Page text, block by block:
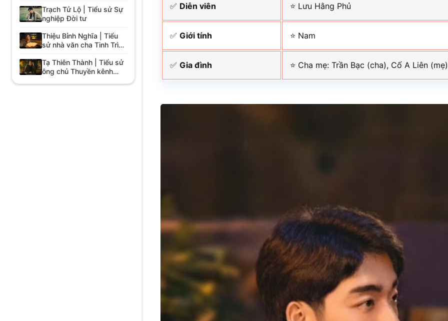
Trạch Tử Lộ | Tiểu sử Sự
nghiệp Đời tư
Thiệu Bỉnh Nghĩa | Tiểu
sử nhà văn cha Tinh Trì
Tạ Thiên Thành | Tiểu sử
ông chủ Thuyền kênh
✅ Diễn viên ⭐ Lưu Hằng Phủ
✅Giới tính ⭐ Nam
✅Gia đình ⭐ Cha mẹ: Trần Bạc (cha), Cố A Liên (mẹ)